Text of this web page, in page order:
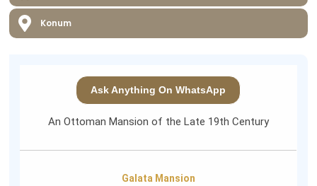
Konum
Ask Anything On WhatsApp
An Ottoman Mansion of the Late 19th Century
Galata Mansion